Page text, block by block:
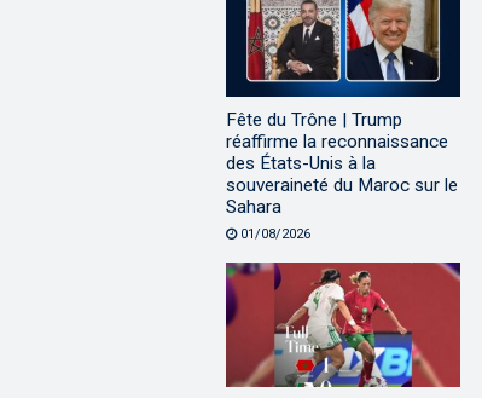
Fête du Trône | Trump
réaffirme la reconnaissance
des États-Unis à la
souveraineté du Maroc sur le
Sahara
01/08/2026